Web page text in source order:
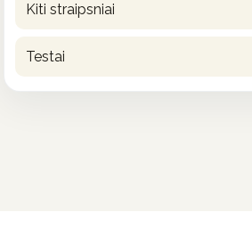
Kiti straipsniai
Testai